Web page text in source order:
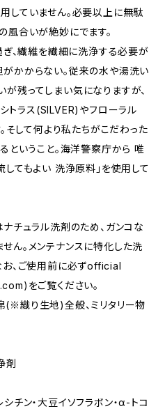
していません。必要以上に無駄
風合いが絶妙にでます。
、繊維を繊細に洗浄する必要が
かからない。従来の水や湯洗い
残ってしまい気になりますが、
トラス(SILVER)やフローラル
そして何より私たちがこだわった
ということ。海洋警察庁から 唯
してもよい 洗浄原料」を使用して
ュラル洗剤のため、ガンコな
ん。メンテナンスに特化した洗
お、ご使用前に必ずofficial
をご覧ください。
織り生地)全般、ミリタリー物
剤
チン・大豆イソフラボン・α-トコ